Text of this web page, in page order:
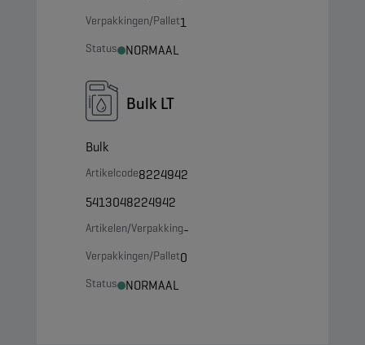
Verpakkingen/Pallet1
Status NORMAAL
Bulk LT
Bulk
Artikelcode8224942
5413048224942
Artikelen/Verpakking-
Verpakkingen/Pallet0
Status NORMAAL